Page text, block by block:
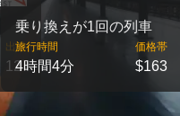
出発
12
乗り換えが1回の列車
旅行時間
4時間4分
価格帯
$163